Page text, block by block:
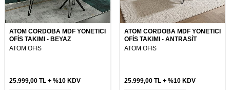
ATOM CORDOBA MDF YÖNETİCİ
OFİS TAKIMI - BEYAZ
ATOM OFİS
25.999,00 TL %10 KDV
ATOM CORDOBA MDF YÖNETİCİ
OFİS TAKIMI - ANTRASİT
ATOM OFİS
25.999,00TL %10 KDV